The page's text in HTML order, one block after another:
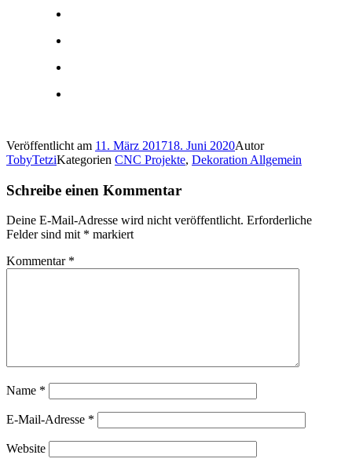
Veröffentlicht am 11. März 201718. Juni 2020Autor
TobyTetziKategorien CNC Projekte, Dekoration Allgemein
Schreibe einen Kommentar
Deine E-Mail-Adresse wird nicht veröffentlicht. Erforderliche
Felder sind mit * markiert
Kommentar *
Name *
E-Mail-Adresse *
Website